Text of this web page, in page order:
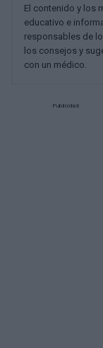
El contenido y los
educativo e
responsables de
los consejos y
con un médico.
Publicidad: